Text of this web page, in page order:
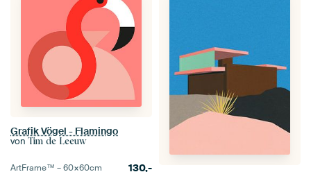
Grafik Vögel - Flamingo
von Tim de Leeuw
ArtFrame™ –60×60cm 130,-